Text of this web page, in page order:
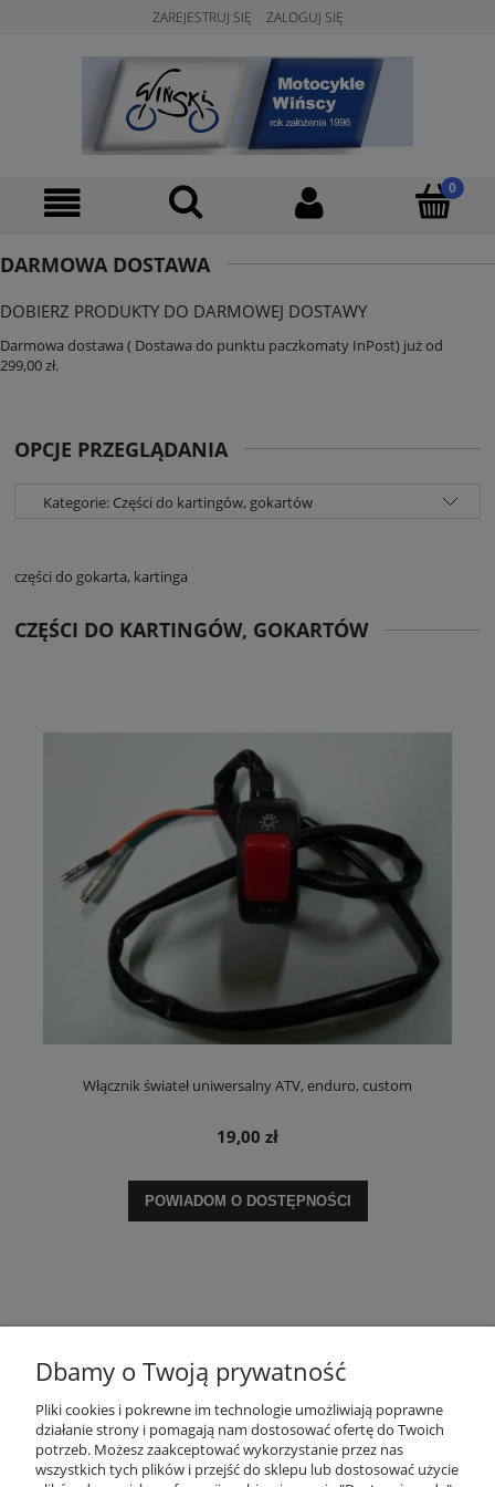
ZAREJESTRUJ SIĘ ZALOGUJ SIĘ
DARMOWA DOSTAWA
DOBIERZ PRODUKTY DO DARMOWEJ DOSTAWY
Darmowa dostawa ( Dostawa do punktu paczkomaty InPost) już od
299,00 zł.
OPCJE PRZEGLĄDANIA
Kategorie: Części do kartingów, gokartów
części do gokarta, kartinga
CZĘŚCI DO KARTINGÓW, GOKARTÓW
Włącznik świateł uniwersalny ATV, enduro, custom
19,00 zł
POWIADOM O DOSTĘPNOŚCI
POMOC
Dbamy o Twoją prywatność
Pliki cookies i pokrewne im technologie umożliwiają poprawne
działanie strony i pomagają nam dostosować ofertę do Twoich
potrzeb. Możesz zaakceptować wykorzystanie przez nas
wszystkich tych plików i przejść do sklepu lub dostosować użycie